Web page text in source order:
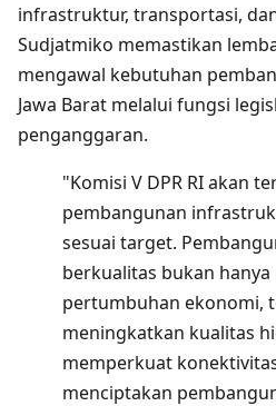
infrastruktur, transportasi,
Sudjatmiko memastikan
mengawal kebutuhan
Jawa Barat melalui fungsi
penganggaran.
"Komisi V DPR RI akan
pembangunan
sesuai target.
berkualitas bukan
pertumbuhan ekonomi,
meningkatkan kualitas
memperkuat
menciptakan